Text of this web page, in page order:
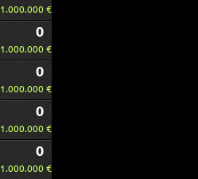
1.000.000 €
0
1.000.000 €
0
1.000.000 €
0
1.000.000 €
0
1.000.000 €